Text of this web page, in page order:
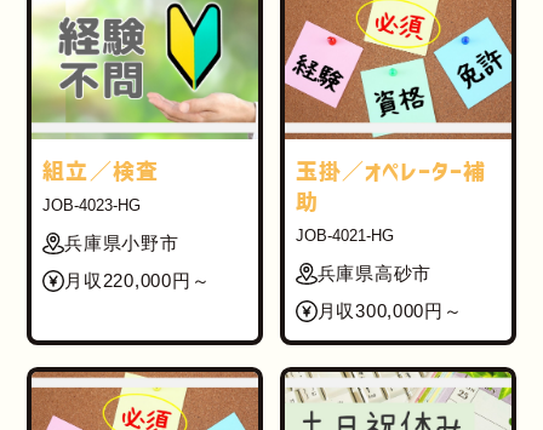
組立／検査
JOB-4023-HG
兵庫県小野市
月収220,000円～
玉掛／オペレーター補
助
JOB-4021-HG
兵庫県高砂市
月収300,000円～